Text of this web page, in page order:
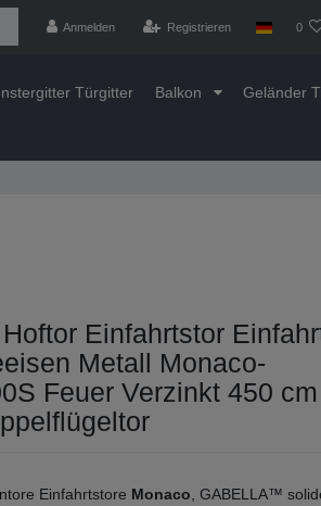
Anmelden Registrieren 0
Türgitter Balkon Geländer
Einfahrtstor
Metall Monaco-
Feuer Verzinkt 450 cm
Einfahrtstore Monaco , GABELLA™